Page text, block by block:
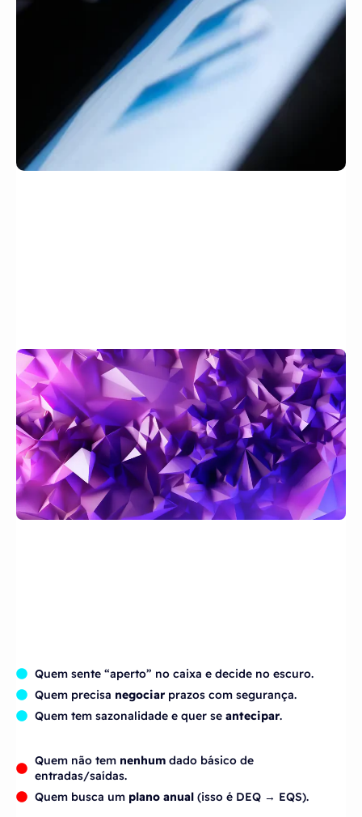
Quem sente “aperto” no caixa e decide no escuro.
Quem precisa negociarprazos com segurança.
Quem tem sazonalidade e quer se antecipar.
Quem não tem nenhumdado básico de
entradas/saídas.
Quem busca um plano anual (isso é DEQ → EQS).